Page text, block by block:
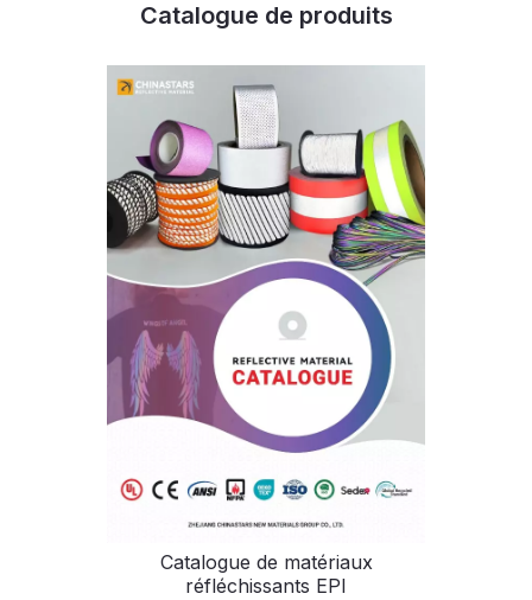
Catalogue de produits
Catalogue de matériaux
réfléchissants EPI